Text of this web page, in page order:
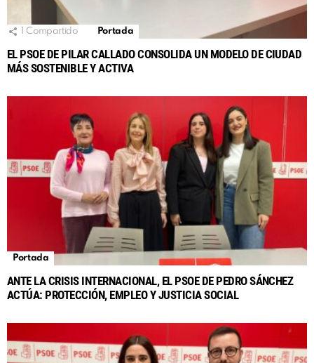
Compartido Portada
EL PSOE DE PILAR CALLADO CONSOLIDA UN MODELO DE CIUDAD
MÁS SOSTENIBLE Y ACTIVA
Portada
ANTE LA CRISIS INTERNACIONAL, EL PSOE DE PEDRO SÁNCHEZ
ACTÚA: PROTECCIÓN, EMPLEO Y JUSTICIA SOCIAL